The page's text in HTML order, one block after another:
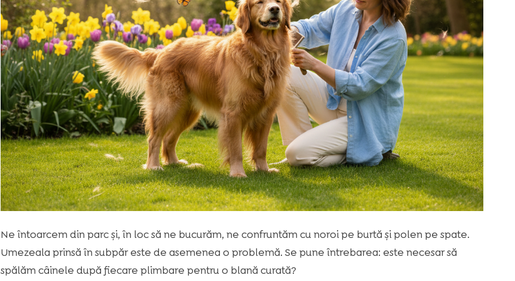
Ne întoarcem din parc și, în loc să ne bucurăm, ne confruntăm cu noroi pe burtă și polen pe spate.
Umezeala prinsă în subpăr este de asemenea o problemă. Se pune întrebarea: este necesar să
spălăm câinele după fiecare plimbare pentru o blană curată?